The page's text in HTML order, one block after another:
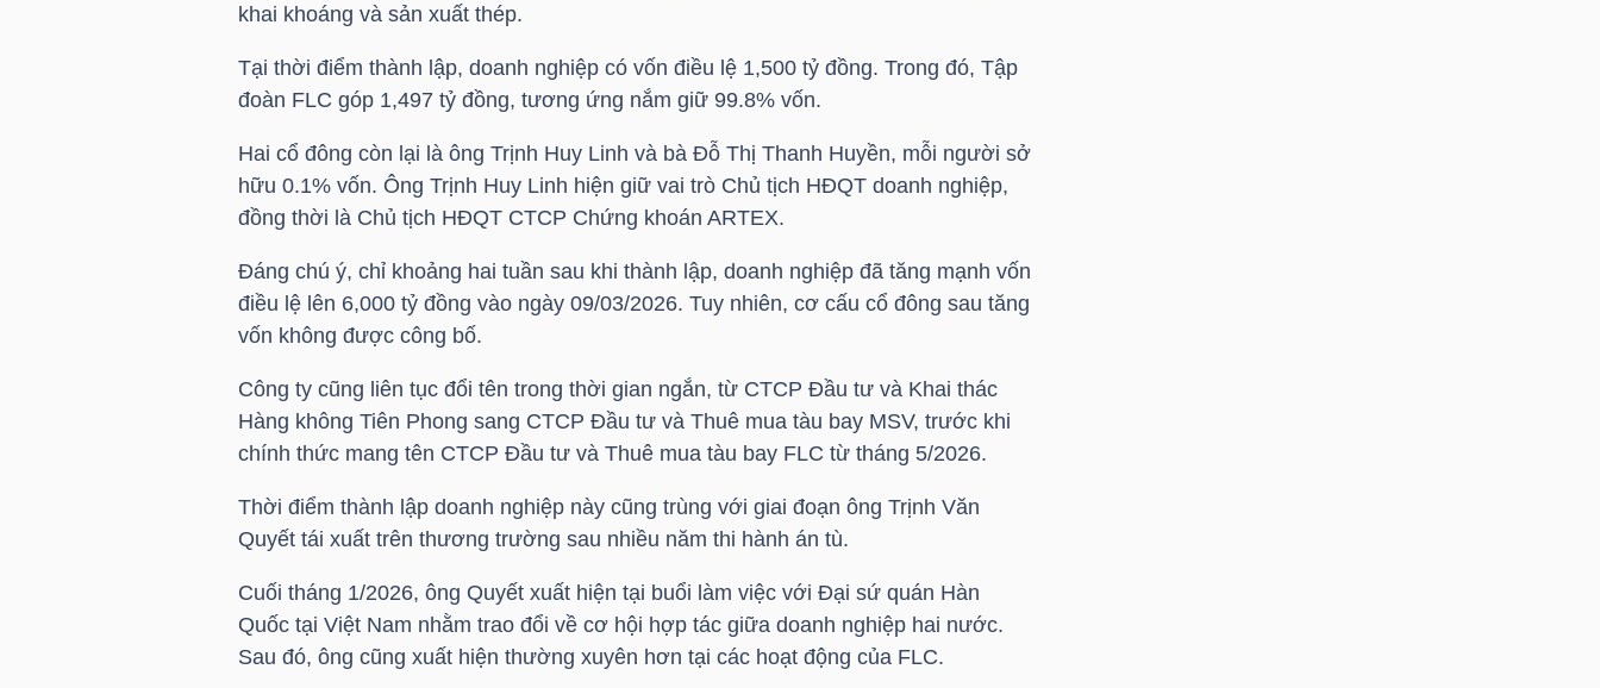
khai khoáng và sản xuất thép.
Tại thời điểm thành lập, doanh nghiệp có vốn điều lệ 1,500 tỷ đồng. Trong đó, Tập
đoàn FLC góp 1,497 tỷ đồng, tương ứng nắm giữ 99.8% vốn.
Hai cổ đông còn lại là ông Trịnh Huy Linh và bà Đỗ Thị Thanh Huyền, mỗi người sở
hữu 0.1% vốn. Ông Trịnh Huy Linh hiện giữ vai trò Chủ tịch HĐQT doanh nghiệp,
đồng thời là Chủ tịch HĐQT CTCP Chứng khoán ARTEX.
Đáng chú ý, chỉ khoảng hai tuần sau khi thành lập, doanh nghiệp đã tăng mạnh vốn
điều lệ lên 6,000 tỷ đồng vào ngày 09/03/2026. Tuy nhiên, cơ cấu cổ đông sau tăng
vốn không được công bố.
Công ty cũng liên tục đổi tên trong thời gian ngắn, từ CTCP Đầu tư và Khai thác
Hàng không Tiên Phong sang CTCP Đầu tư và Thuê mua tàu bay MSV, trước khi
chính thức mang tên CTCP Đầu tư và Thuê mua tàu bay FLC từ tháng 5/2026.
Thời điểm thành lập doanh nghiệp này cũng trùng với giai đoạn ông Trịnh Văn
Quyếttái xuất trên thương trường sau nhiều năm thi hành án tù.
Cuối tháng 1/2026, ông Quyết xuất hiện tại buổi làm việc với Đại sứ quán Hàn
Quốc tại Việt Nam nhằm trao đổi về cơ hội hợp tác giữa doanh nghiệp hai nước.
Sau đó, ông cũng xuất hiện thường xuyên hơn tại các hoạt động của FLC.